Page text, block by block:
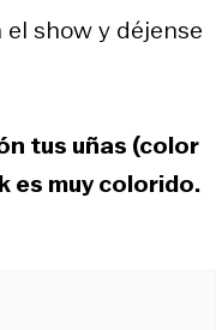
el show y déjense
tus uñas (color
es muy colorido.